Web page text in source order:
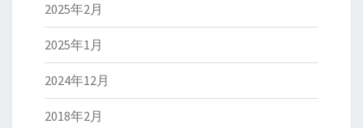
2025年2月
2025年1月
2024年12月
2018年2月